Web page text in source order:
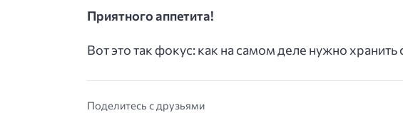
Приятного аппетита!
Вот это так фокус: как на самом деле нужно хранить
Поделитесь с друзьями